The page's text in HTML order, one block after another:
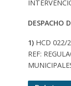
DESPACHO
1)HCD 022/
REF: